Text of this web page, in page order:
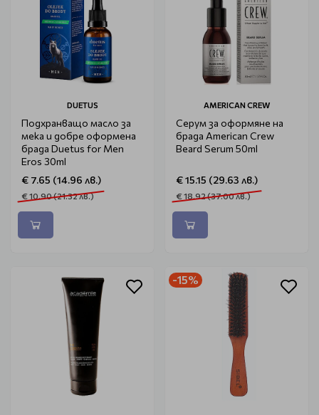
DUETUS
Подхранващо масло за
мека и добре оформена
брада Duetus for Men
Eros 30ml
€ 7.65 (14.96 лв.)
€ 10.90 (21.32 лв.)
AMERICAN CREW
Серум за оформяне на
брада American Crew
Beard Serum 50ml
€ 15.15 (29.63 лв.)
€ 18.92 (37.00 лв.)
-15%